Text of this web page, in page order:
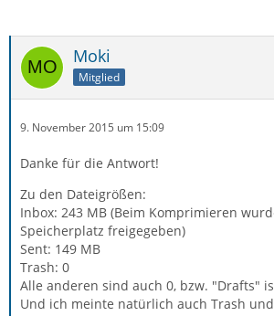
Moki
Mitglied
9. November 2015 um 15:09
Danke für die Antwort!
Zu den Dateigrößen:
Inbox: 243 MB (Beim Komprimieren
Speicherplatz freigegeben)
Sent: 149 MB
Trash: 0
Alle anderen sind auch 0, bzw. "Drafts"
Und ich meinte natürlich auch Trash